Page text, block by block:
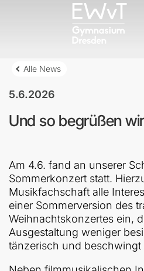
Alle News
5.6.2026
Und so begrüßen
Am 4.6. fand an unserer
Sommerkonzert statt.
Musikfachschaft alle
einer Sommerversion des
Weihnachtskonzertes ein,
Ausgestaltung weniger
tänzerisch und beschwingt